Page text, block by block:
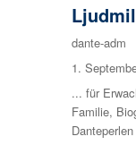
Autor
dante-adm
am
1.
Kategorien
... für
Familie,
Danteperlen